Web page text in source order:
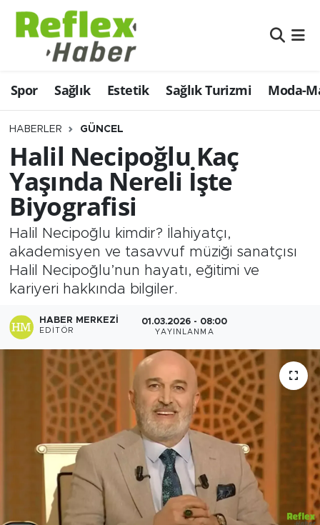
Spor Sağlık Estetik Sağlık Turizmi Moda-
HABERLER GÜNCEL
Halil Necipoğlu Kaç
Yaşında Nereli İşte
Biyografisi
Halil Necipoğlu kimdir? İlahiyatçı,
akademisyen ve tasavvuf müziği sanatçısı
Halil Necipoğlu’nun hayatı, eğitimi ve
kariyeri hakkında bilgiler.
HABER MERKEZI
EDITÖR
01.03.2026 - 08:00
YAYINLANMA
Eğitim
Estetik
Firmalardan
Güncel
İş ve Ekonomi
Moda-Magazin-Eğlence
Sağlık
Spor
Teknoloji
Nöbetçi Eczaneler
Hava Durumu
Namaz Vakitleri
Trafik Durumu
Şampiyonlar Ligi Puan Durumu ve Fikstür
Tüm Manşetler
Son Dakika Haberleri